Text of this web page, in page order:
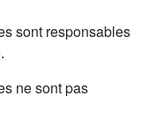
sont responsables
ne sont pas